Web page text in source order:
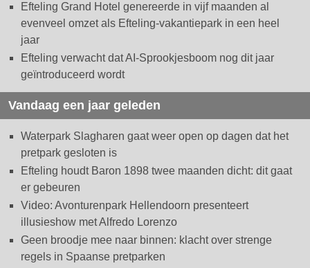
Efteling Grand Hotel genereerde in vijf maanden al
evenveel omzet als Efteling-vakantiepark in een heel
jaar
Efteling verwacht dat AI-Sprookjesboom nog dit jaar
geïntroduceerd wordt
Vandaag een jaar geleden
Waterpark Slagharen gaat weer open op dagen dat het
pretpark gesloten is
Efteling houdt Baron 1898 twee maanden dicht: dit gaat
er gebeuren
Video: Avonturenpark Hellendoorn presenteert
illusieshow met Alfredo Lorenzo
Geen broodje mee naar binnen: klacht over strenge
regels in Spaanse pretparken